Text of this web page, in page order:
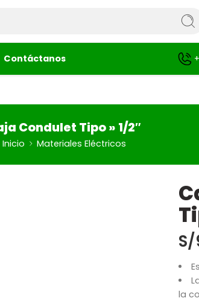
Contáctanos
Condulet Tipo » 1/2″
Inicio Materiales Eléctricos
S/
la